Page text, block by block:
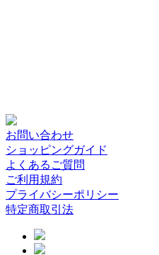
お問い合わせ
ショッピングガイド
よくあるご質問
ご利用規約
プライバシーポリシー
特定商取引法